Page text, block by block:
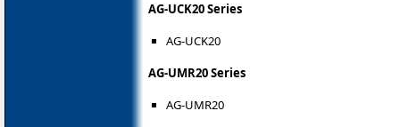
AG-UCK20 Series
AG-UCK20
AG-UMR20 Series
AG-UMR20